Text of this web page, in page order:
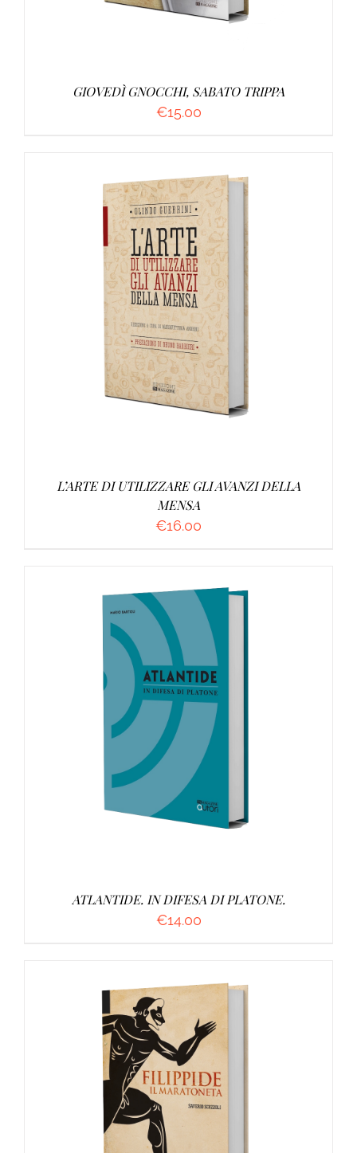
GIOVEDÌ GNOCCHI, SABATO TRIPPA
€15.00
AGGIUNGI AL CARRELLO /
L’ARTE DI UTILIZZARE GLI AVANZI DELLA
MENSA
€16.00
AGGIUNGI AL CARRELLO /
ATLANTIDE. IN DIFESA DI PLATONE.
€14.00
AGGIUNGI AL CARRELLO